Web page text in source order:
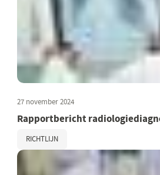
27 november 2024
Rapportbericht
RICHTLIJN